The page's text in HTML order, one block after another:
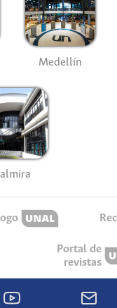
Medellín
Portal de
revistas